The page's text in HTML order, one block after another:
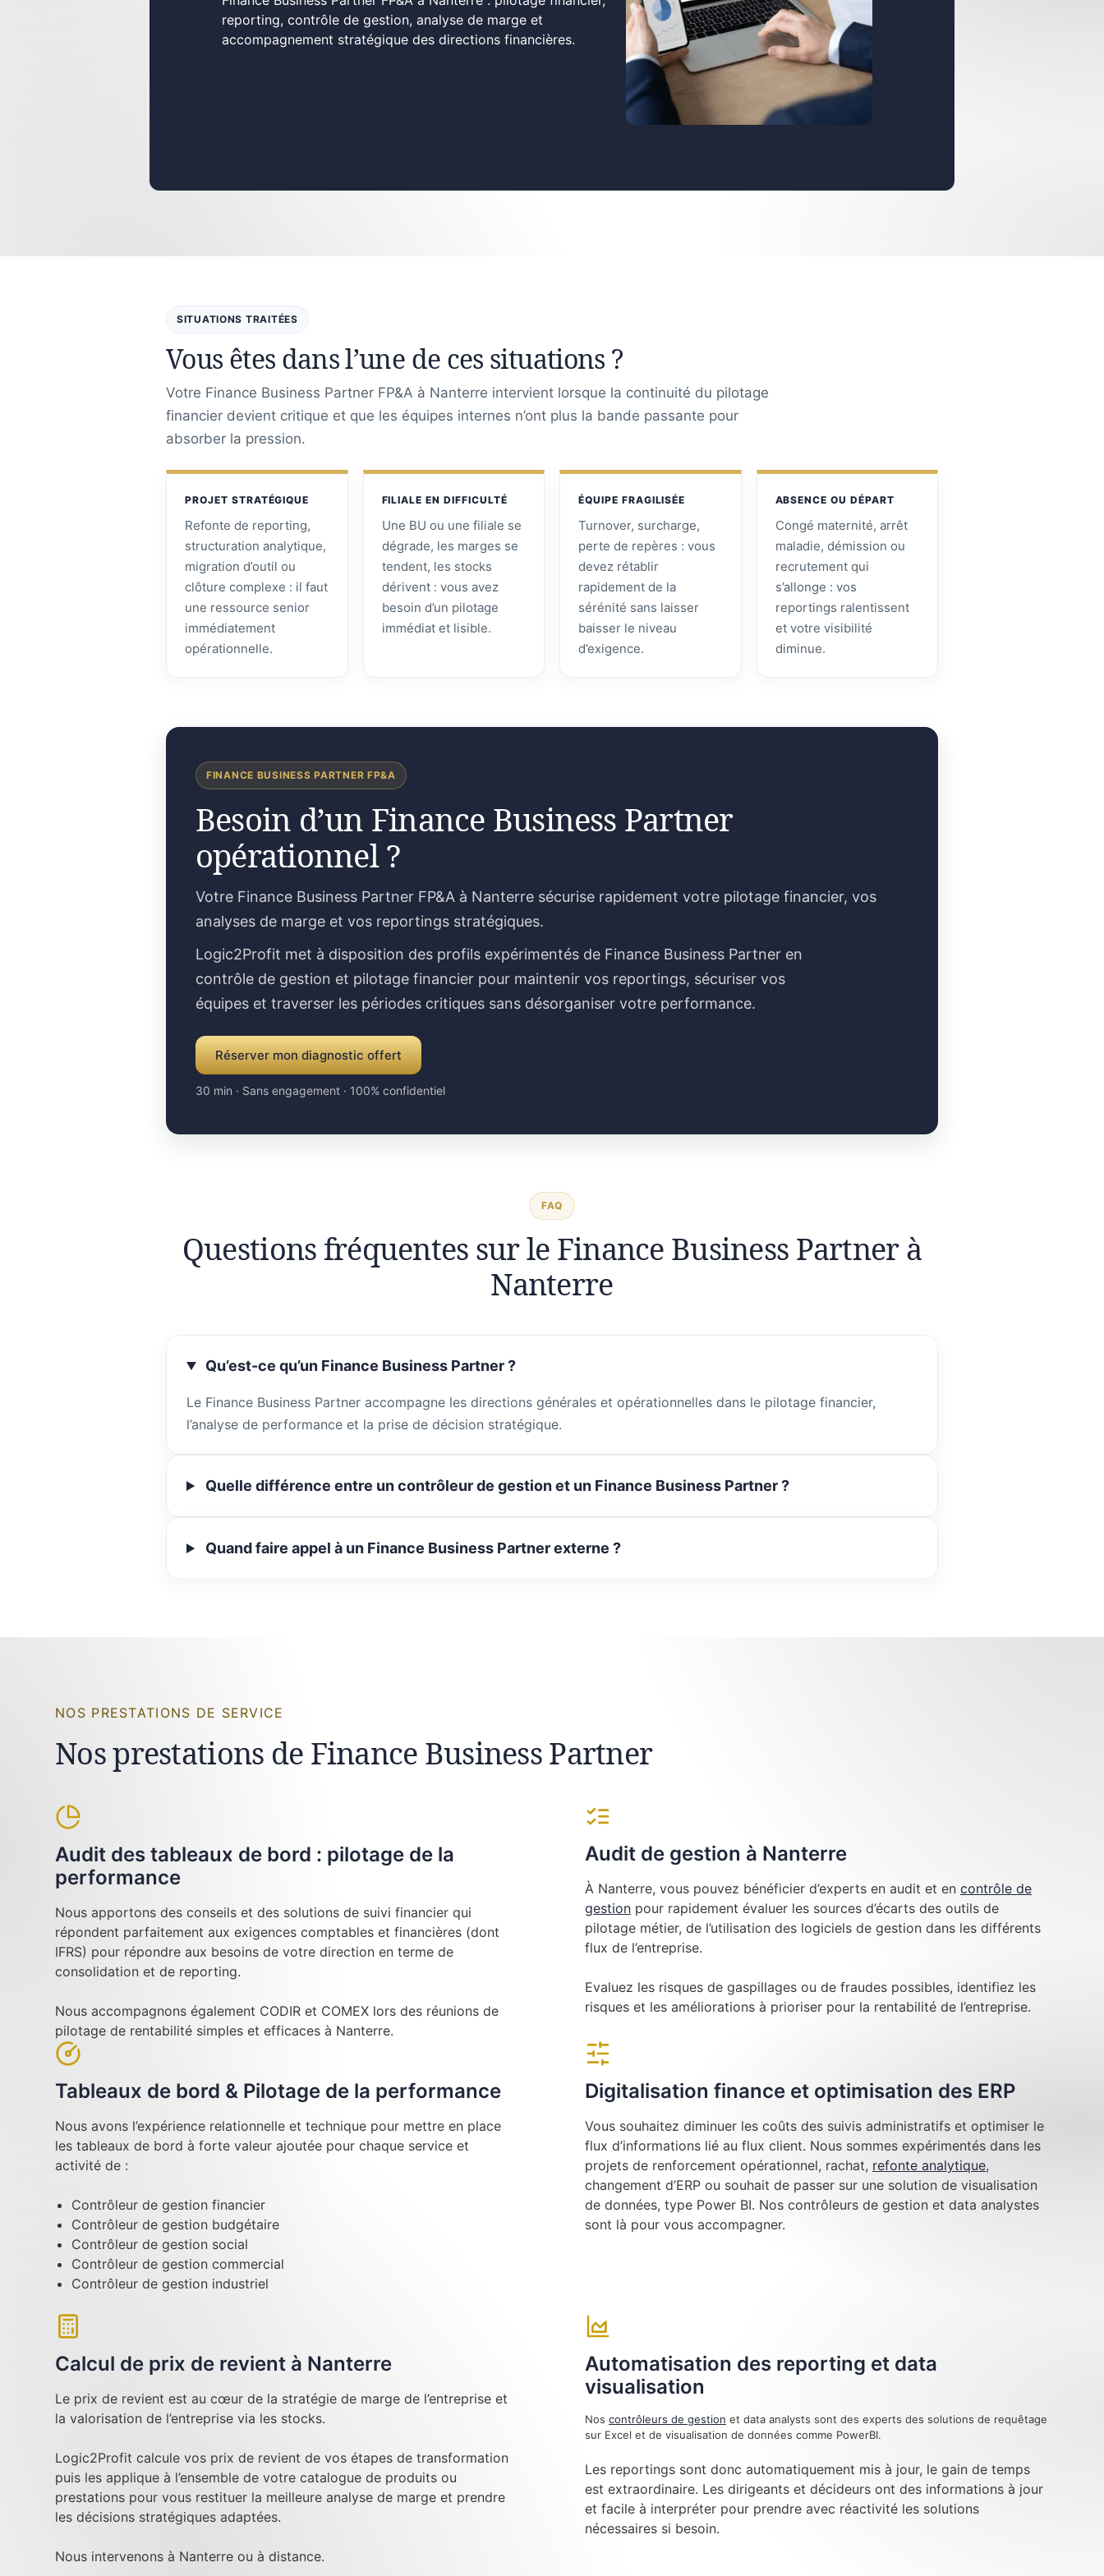
reporting, contrôle de gestion, analyse de marge et
accompagnement stratégique des directions financières.
SITUATIONS TRAITÉES
Vous êtes dans l’une de ces situations ?
Votre Finance Business Partner FP&A à Nanterre intervient lorsque la continuité du pilotage
financier devient critique et que les équipes internes n’ont plus la bande passante pour
absorber la pression.
PROJET STRATÉGIQUE
Refonte de reporting,
structuration analytique,
migration d’outil ou
clôture complexe : il faut
une ressource senior
immédiatement
opérationnelle.
FILIALE EN DIFFICULTÉ
Une BU ou une filiale se
dégrade, les marges se
tendent, les stocks
dérivent : vous avez
besoin d’un pilotage
immédiat et lisible.
ÉQUIPE FRAGILISÉE
Turnover, surcharge,
perte de repères : vous
devez rétablir
rapidement de la
sérénité sans laisser
baisser le niveau
d’exigence.
ABSENCE OU DÉPART
Congé maternité, arrêt
maladie, démission ou
recrutement qui
s’allonge : vos
reportings ralentissent
et votre visibilité
diminue.
FINANCE BUSINESS PARTNER FP&A
Besoin d’un Finance Business Partner
opérationnel ?
Votre Finance Business Partner FP&A à Nanterre sécurise rapidement votre pilotage financier, vos
analyses de marge et vos reportings stratégiques.
Logic2Profit met à disposition des profils expérimentés de Finance Business Partner en
contrôle de gestion et pilotage financier pour maintenir vos reportings, sécuriser vos
équipes et traverser les périodes critiques sans désorganiser votre performance.
Réserver mon diagnostic offert
30 min · Sans engagement · 100% confidentiel
FAQ
Questions fréquentes sur le Finance Business Partner à
Nanterre
Qu’est-ce qu’un Finance Business Partner ?
Le Finance Business Partner accompagne les directions générales et opérationnelles dans le pilotage financier,
l’analyse de performance et la prise de décision stratégique.
Quelle différence entre un contrôleur de gestion et un Finance Business Partner ?
Quand faire appel à un Finance Business Partner externe ?
NOS PRESTATIONS DE SERVICE
Nos prestations de Finance Business Partner
Audit des tableaux de bord : pilotage de la
performance
Nous apportons des conseils et des solutions de suivi financier qui
répondent parfaitement aux exigences comptables et financières (dont
IFRS) pour répondre aux besoins de votre direction en terme de
consolidation et de reporting.
Nous accompagnons également CODIR et COMEX lors des réunions de
pilotage de rentabilité simples et efficaces à Nanterre.
Audit de gestion à Nanterre
À Nanterre, vous pouvez bénéficier d’experts en audit et en contrôle de
gestion pour rapidement évaluer les sources d’écarts des outils de
pilotage métier, de l’utilisation des logiciels de gestion dans les différents
flux de l’entreprise.
Evaluez les risques de gaspillages ou de fraudes possibles, identifiez les
risques et les améliorations à prioriser pour la rentabilité de l’entreprise.
Tableaux de bord & Pilotage de la performance
Nous avons l’expérience relationnelle et technique pour mettre en place
les tableaux de bord à forte valeur ajoutée pour chaque service et
activité de :
Contrôleur de gestion financier
Contrôleur de gestion budgétaire
Contrôleur de gestion social
Contrôleur de gestion commercial
Contrôleur de gestion industriel
Digitalisation finance et optimisation des ERP
Vous souhaitez diminuer les coûts des suivis administratifs et optimiser le
flux d’informations lié au flux client. Nous sommes expérimentés dans les
projets de renforcement opérationnel, rachat, refonte analytique,
changement d’ERP ou souhait de passer sur une solution de visualisation
de données, type Power BI. Nos contrôleurs de gestion et data analystes
sont là pour vous accompagner.
Calcul de prix de revient à Nanterre
Le prix de revient est au cœur de la stratégie de marge de l’entreprise et
la valorisation de l’entreprise via les stocks.
Logic2Profit calcule vos prix de revient de vos étapes de transformation
puis les applique à l’ensemble de votre catalogue de produits ou
prestations pour vous restituer la meilleure analyse de marge et prendre
les décisions stratégiques adaptées.
Nous intervenons à Nanterre ou à distance.
Automatisation des reporting et data
visualisation
Nos contrôleurs de gestion et data analysts sont des experts des solutions de requêtage
sur Excel et de visualisation de données comme PowerBI.
Les reportings sont donc automatiquement mis à jour, le gain de temps
est extraordinaire. Les dirigeants et décideurs ont des informations à jour
et facile à interpréter pour prendre avec réactivité les solutions
nécessaires si besoin.